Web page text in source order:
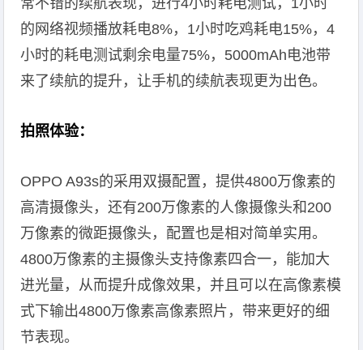
常不错的续航表现，进行4小时耗电测试，1小时
的网络视频播放耗电8%，1小时吃鸡耗电15%，4
小时的耗电测试剩余电量75%，5000mAh电池带
来了续航的提升，让手机的续航表现更为出色。
拍照体验：
OPPO A93s的采用双摄配置，提供4800万像素的
高清摄像头，还有200万像素的人像摄像头和200
万像素的微距摄像头，配置也是相对简单实用。
4800万像素的主摄像头支持像素四合一，能加大
进光量，从而提升成像效果，并且可以在高像素模
式下输出4800万像素高像素照片，带来更好的细
节表现。